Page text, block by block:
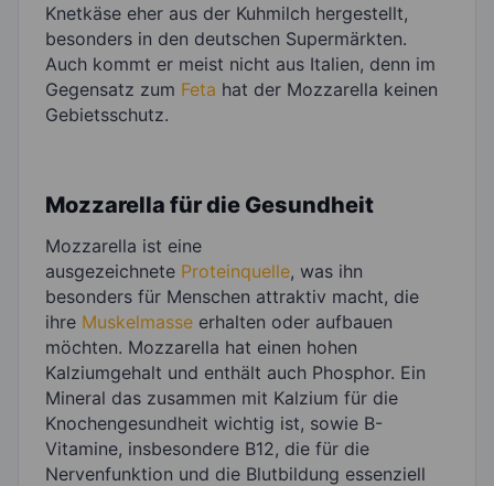
Knetkäse eher aus der Kuhmilch hergestellt,
besonders in den deutschen Supermärkten.
Auch kommt er meist nicht aus Italien, denn im
Gegensatz zum Feta hat der Mozzarella keinen
Gebietsschutz.
Mozzarella für die Gesundheit
Mozzarella ist eine
ausgezeichnete Proteinquelle, was ihn
besonders für Menschen attraktiv macht, die
ihre Muskelmasse erhalten oder aufbauen
möchten. Mozzarella hat einen hohen
Kalziumgehalt und enthält auch Phosphor. Ein
Mineral das zusammen mit Kalzium für die
Knochengesundheit wichtig ist, sowie B-
Vitamine, insbesondere B12, die für die
Nervenfunktion und die Blutbildung essenziell